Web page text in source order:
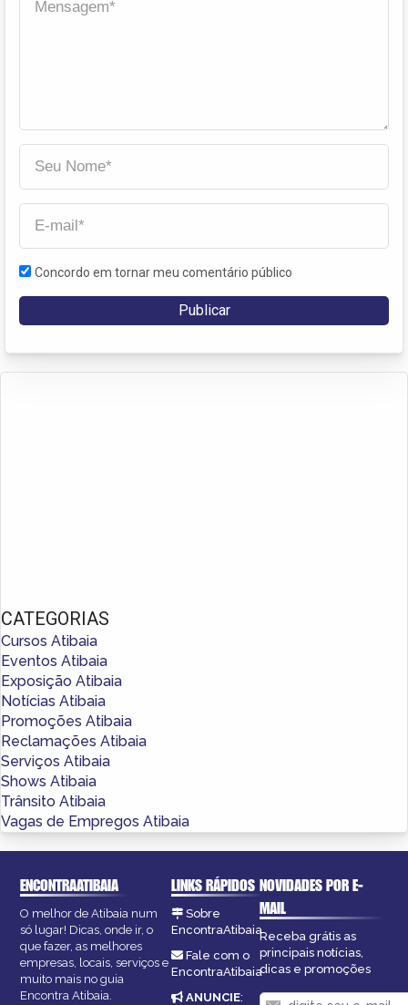
Concordo em tornar meu comentário público
CATEGORIAS
Cursos Atibaia
Eventos Atibaia
Exposição Atibaia
Notícias Atibaia
Promoções Atibaia
Reclamações Atibaia
Serviços Atibaia
Shows Atibaia
Trânsito Atibaia
Vagas de Empregos Atibaia
ENCONTRAATIBAIA
O melhor de Atibaia num
só lugar! Dicas, onde ir, o
que fazer, as melhores
empresas, locais, serviços e
muito mais no guia
Encontra Atibaia.
LINKS RÁPIDOS
Sobre
EncontraAtibaia
Fale com o
EncontraAtibaia
ANUNCIE:
NOVIDADES POR E-
MAIL
Receba grátis as
principais notícias,
dicas e promoções